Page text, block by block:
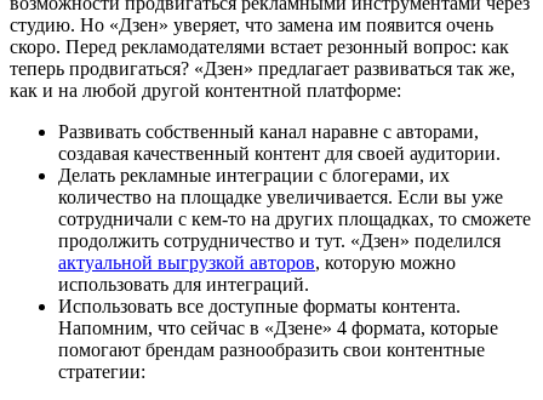
студию. Но «Дзен» уверяет, что замена им появится очень
скоро. Перед рекламодателями встает резонный вопрос: как
теперь продвигаться? «Дзен» предлагает развиваться так же,
как и на любой другой контентной платформе:
Развивать собственный канал наравне с авторами,
создавая качественный контент для своей аудитории.
Делать рекламные интеграции с блогерами, их
количество на площадке увеличивается. Если вы уже
сотрудничали с кем-то на других площадках, то сможете
продолжить сотрудничество и тут. «Дзен» поделился
актуальной выгрузкой авторов, которую можно
использовать для интеграций.
Использовать все доступные форматы контента.
Напомним, что сейчас в «Дзене» 4 формата, которые
помогают брендам разнообразить свои контентные
стратегии: